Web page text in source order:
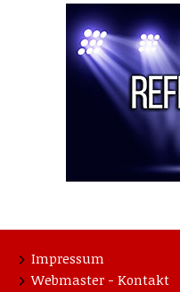
Impressum
Webmaster - Kontakt